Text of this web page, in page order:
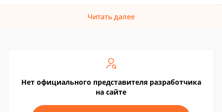
Читать далее
Нет официального представителя разработчика
на сайте